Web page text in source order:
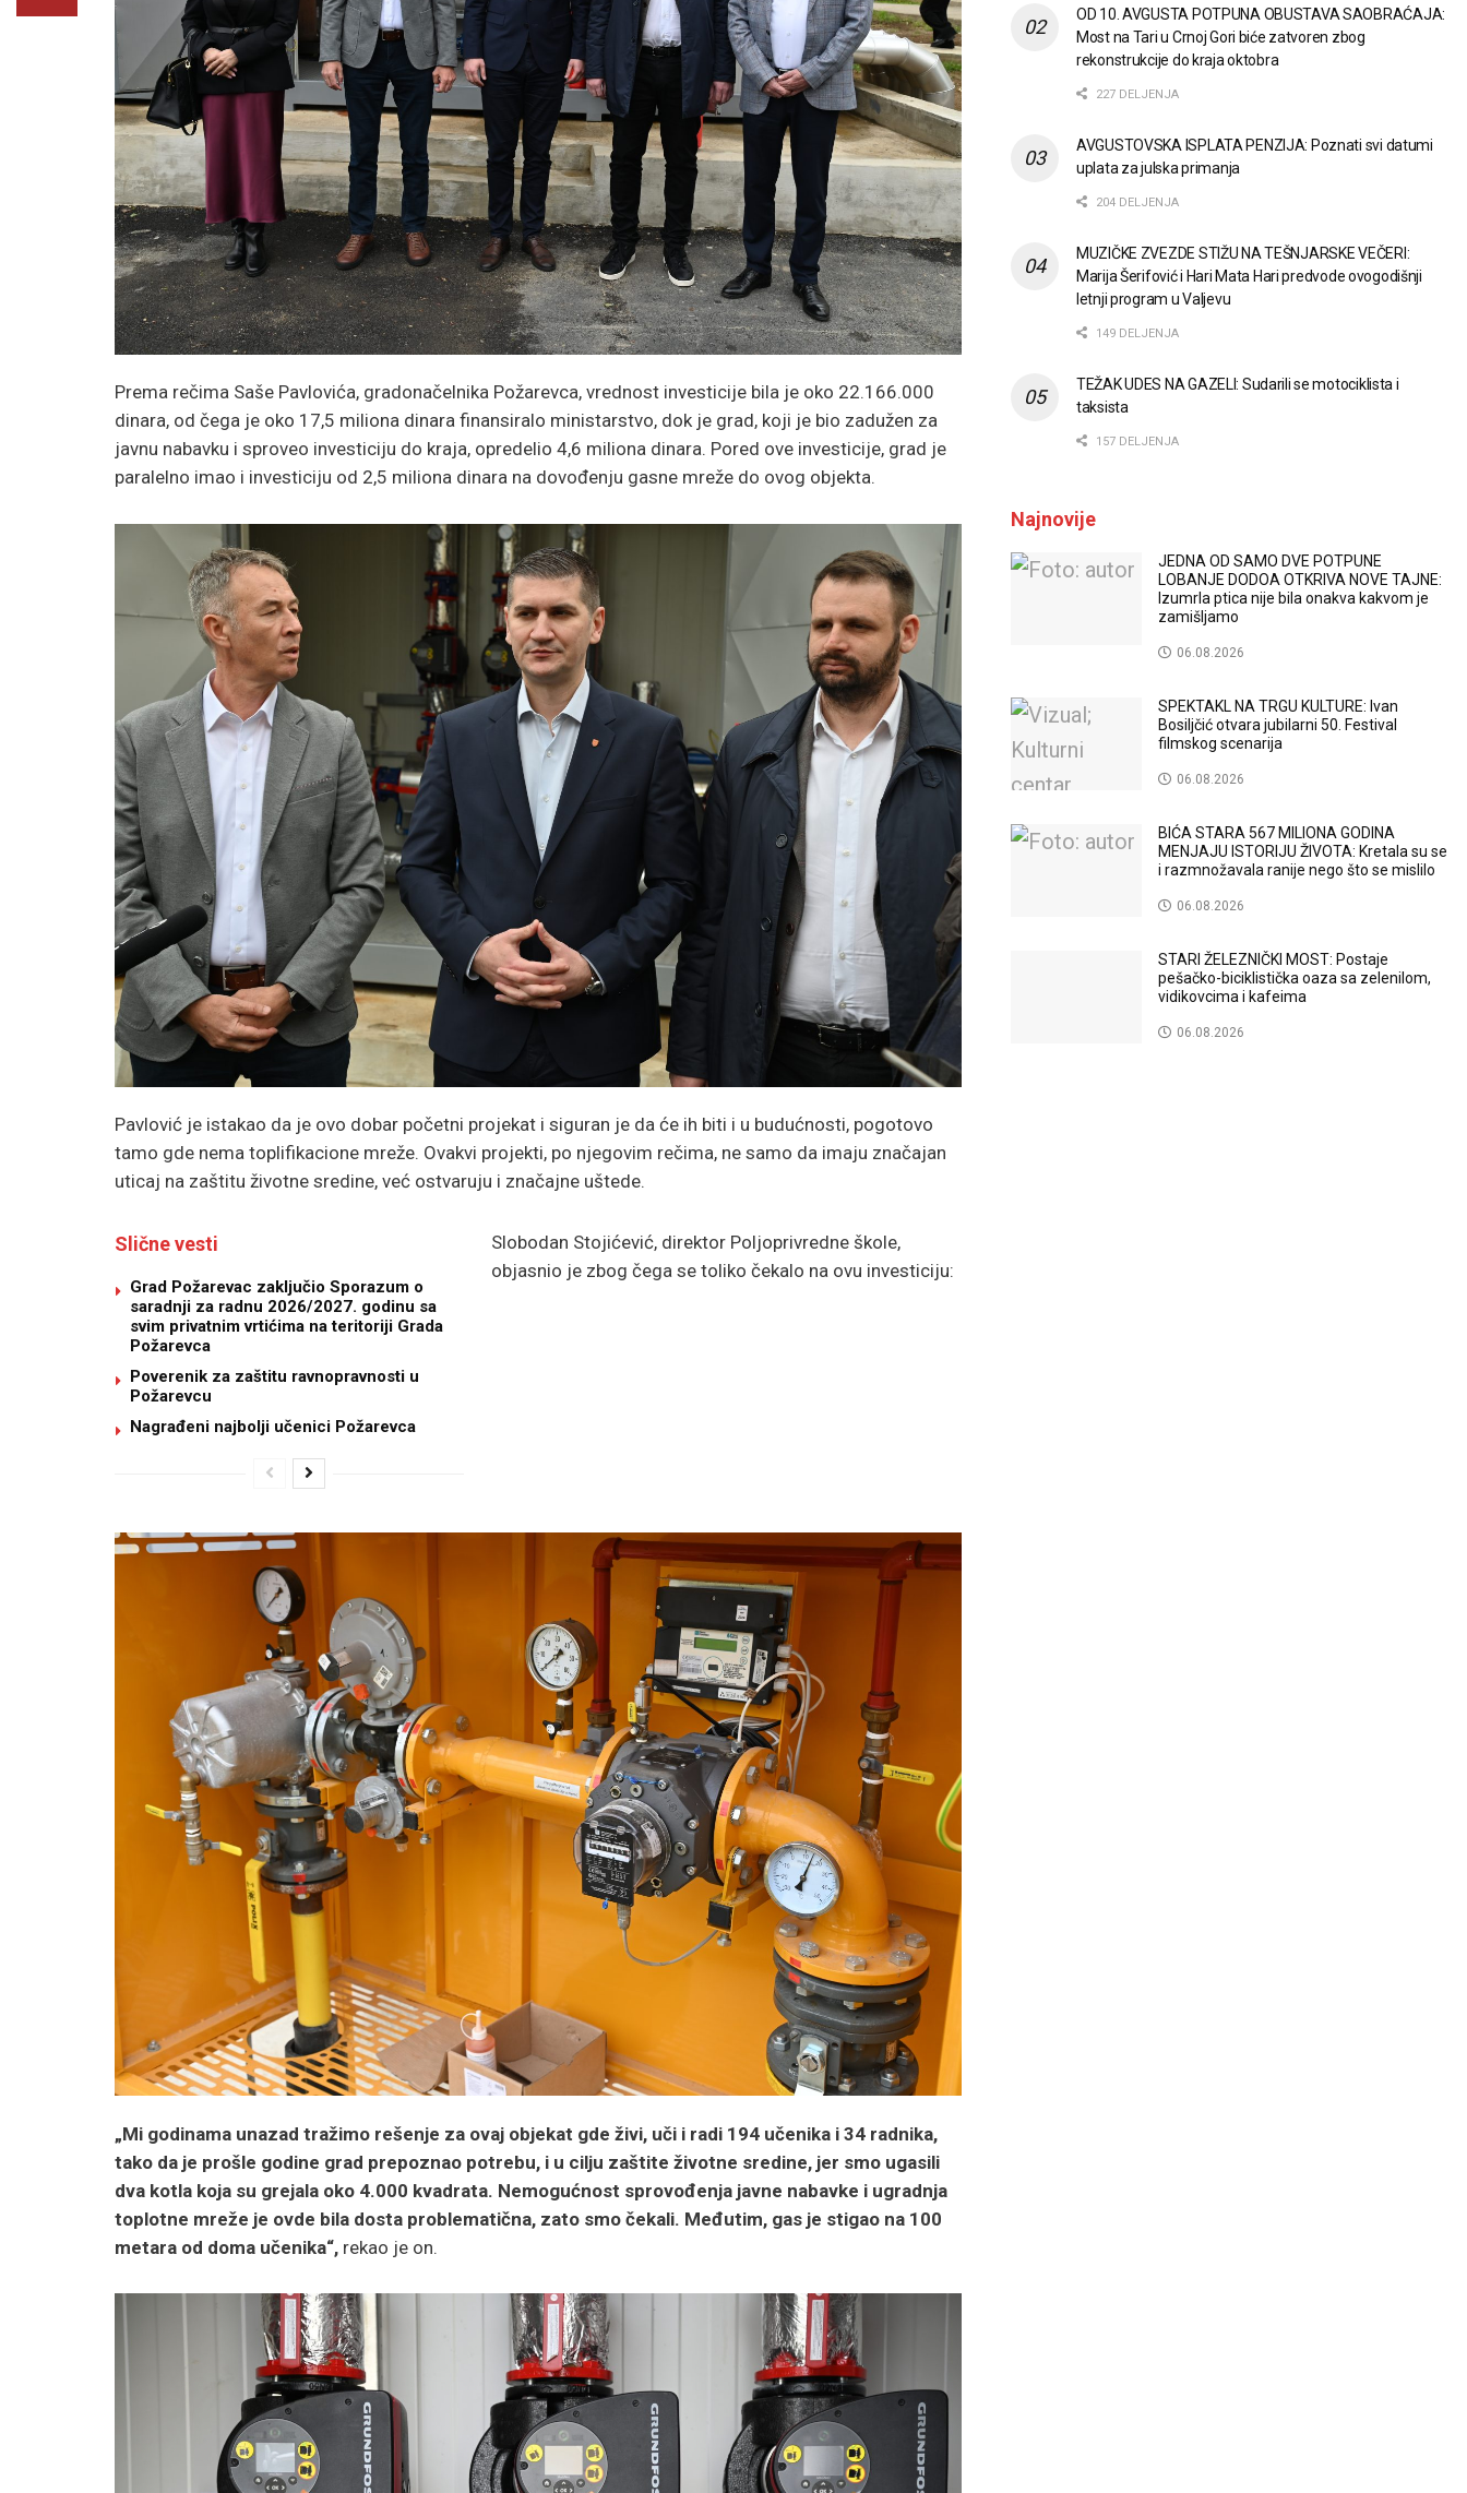
Prema rečima Saše Pavlovića, gradonačelnika Požarevca, vrednost investicije bila je oko 22.166.000
dinara, od čega je oko 17,5 miliona dinara finansiralo ministarstvo, dok je grad, koji je bio zadužen za
javnu nabavku i sproveo investiciju do kraja, opredelio 4,6 miliona dinara. Pored ove investicije, grad je
paralelno imao i investiciju od 2,5 miliona dinara na dovođenju gasne mreže do ovog objekta.
Pavlović je istakao da je ovo dobar početni projekat i siguran je da će ih biti i u budućnosti, pogotovo
tamo gde nema toplifikacione mreže. Ovakvi projekti, po njegovim rečima, ne samo da imaju značajan
uticaj na zaštitu životne sredine, već ostvaruju i značajne uštede.
Slične vesti
Grad Požarevac zaključio Sporazum o
saradnji za radnu 2026/2027. godinu sa
svim privatnim vrtićima na teritoriji Grada
Požarevca
Poverenik za zaštitu ravnopravnosti u
Požarevcu
Nagrađeni najbolji učenici Požarevca
Slobodan Stojićević, direktor Poljoprivredne škole,
objasnio je zbog čega se toliko čekalo na ovu investiciju:
„Mi godinama unazad tražimo rešenje za ovaj objekat gde živi, uči i radi 194 učenika i 34 radnika,
tako da je prošle godine grad prepoznao potrebu, i u cilju zaštite životne sredine, jer smo ugasili
dva kotla koja su grejala oko 4.000 kvadrata. Nemogućnost sprovođenja javne nabavke i ugradnja
toplotne mreže je ovde bila dosta problematična, zato smo čekali. Međutim, gas je stigao na 100
metara od doma učenika“, rekao je on.
OD 10. AVGUSTA POTPUNA OBUSTAVA SAOBRAĆAJA:
Most na Tari u Crnoj Gori biće zatvoren zbog
rekonstrukcije do kraja oktobra
227 DELJENJA
AVGUSTOVSKA ISPLATA PENZIJA: Poznati svi datumi
uplata za julska primanja
204 DELJENJA
MUZIČKE ZVEZDE STIŽU NA TEŠNJARSKE VEČERI:
Marija Šerifović i Hari Mata Hari predvode ovogodišnji
letnji program u Valjevu
149 DELJENJA
TEŽAK UDES NA GAZELI: Sudarili se motociklista i
taksista
157 DELJENJA
Najnovije
JEDNA OD SAMO DVE POTPUNE
LOBANJE DODOA OTKRIVA NOVE TAJNE:
Izumrla ptica nije bila onakva kakvom je
zamišljamo
06.08.2026
SPEKTAKL NA TRGU KULTURE: Ivan
Bosiljčić otvara jubilarni 50. Festival
filmskog scenarija
06.08.2026
BIĆA STARA 567 MILIONA GODINA
MENJAJU ISTORIJU ŽIVOTA: Kretala su se
i razmnožavala ranije nego što se mislilo
06.08.2026
STARI ŽELEZNIČKI MOST: Postaje
pešačko-biciklistička oaza sa zelenilom,
vidikovcima i kafeima
06.08.2026